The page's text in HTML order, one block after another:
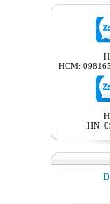
HCM:
HN: